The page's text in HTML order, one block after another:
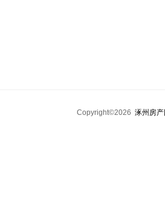
Copyright©2026 涿州房